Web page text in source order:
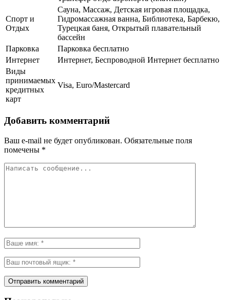
Спорт и
Отдых
Сауна, Массаж, Детская игровая площадка,
Гидромассажная ванна, Библиотека, Барбекю,
Турецкая баня, Открытый плавательный
бассейн
Парковка
Парковка бесплатно
Интернет
Интернет, Беспроводной Интернет бесплатно
Виды
принимаемых
кредитных
карт
Visa, Euro/Mastercard
Добавить комментарий
Ваш e-mail не будет опубликован. Обязательные поля
помечены *